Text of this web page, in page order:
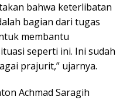
bahwa keterlibatan
bagian dari tugas
membantu
seperti ini. Ini sudah
prajurit,” ujarnya.
Achmad Saragih